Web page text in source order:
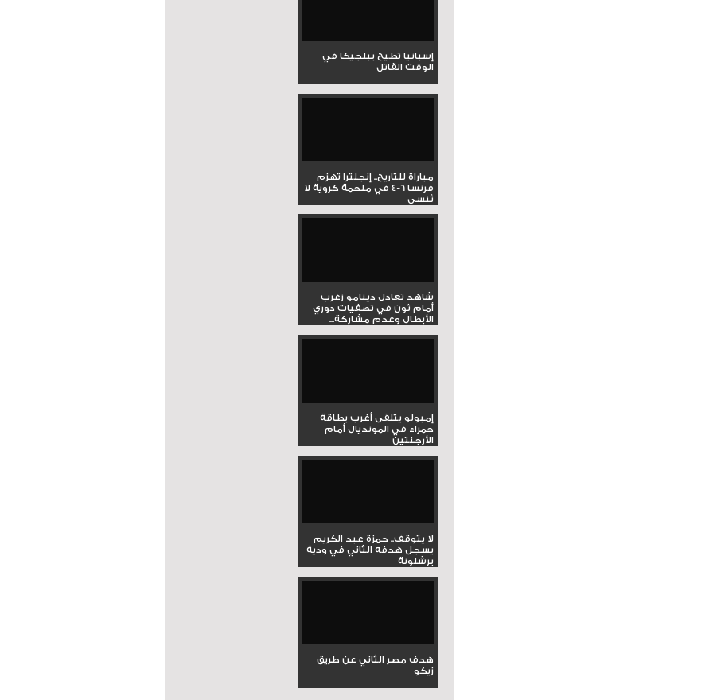
إسبانيا تطيح ببلجيكا في
الوقت القاتل
مباراة للتاريخ.. إنجلترا تهزم
فرنسا 6-4 في ملحمة كروية لا
تُنسى
شاهد تعادل دينامو زغرب
أمام ثون في تصفيات دوري
الأبطال وعدم مشاركة...
إمبولو يتلقى أغرب بطاقة
حمراء في المونديال أمام
الأرجنتين
لا يتوقف.. حمزة عبد الكريم
يسجل هدفه الثاني في ودية
برشلونة
هدف مصر الثاني عن طريق
زيكو